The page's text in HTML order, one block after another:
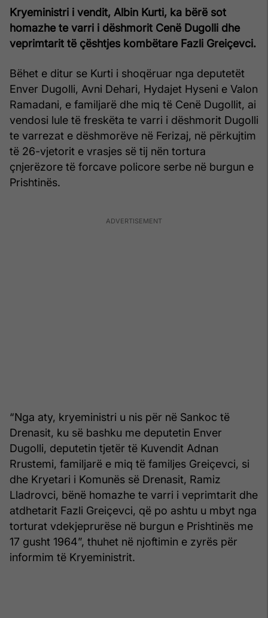
Kryeministri i vendit, Albin Kurti, ka bërë sot
homazhe te varri i dëshmorit Cenë Dugolli dhe
veprimtarit të çështjes kombëtare Fazli Greiçevci.
Bëhet e ditur se Kurti i shoqëruar nga deputetët
Enver Dugolli, Avni Dehari, Hydajet Hyseni e Valon
Ramadani, e familjarë dhe miq të Cenë Dugollit, ai
vendosi lule të freskëta te varri i dëshmorit Dugolli
te varrezat e dëshmorëve në Ferizaj, në përkujtim
të 26-vjetorit e vrasjes së tij nën tortura
çnjerëzore të forcave policore serbe në burgun e
Prishtinës.
“Nga aty, kryeministri u nis për në Sankoc të
Drenasit, ku së bashku me deputetin Enver
Dugolli, deputetin tjetër të Kuvendit Adnan
Rrustemi, familjarë e miq të familjes Greiçevci, si
dhe Kryetari i Komunës së Drenasit, Ramiz
Lladrovci, bënë homazhe te varri i veprimtarit dhe
atdhetarit Fazli Greiçevci, që po ashtu u mbyt nga
torturat vdekjeprurëse në burgun e Prishtinës me
17 gusht 1964”, thuhet në njoftimin e zyrës për
informim të Kryeministrit.